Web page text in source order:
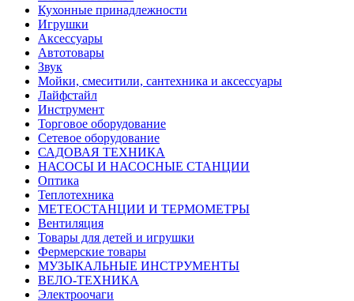
Кухонные принадлежности
Игрушки
Аксессуары
Автотовары
Звук
Мойки, смеситили, сантехника и аксессуары
Лайфстайл
Инструмент
Торговое оборудование
Сетевое оборудование
САДОВАЯ ТЕХНИКА
НАСОСЫ И НАСОСНЫЕ СТАНЦИИ
Оптика
Теплотехника
МЕТЕОСТАНЦИИ И ТЕРМОМЕТРЫ
Вентиляция
Товары для детей и игрушки
Фермерские товары
МУЗЫКАЛЬНЫЕ ИНСТРУМЕНТЫ
ВЕЛО-ТЕХНИКА
Электроочаги